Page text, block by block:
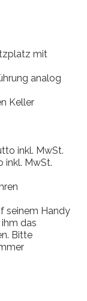
mit
analog
Keller
inkl. MwSt.
inkl. MwSt.
seinem Handy
das
Bitte